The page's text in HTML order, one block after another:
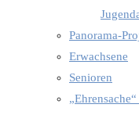
Panorama-
Erwachsene
Senioren